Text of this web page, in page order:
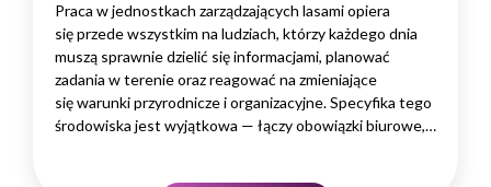
Praca w jednostkach zarządzających lasami opiera
się przede wszystkim na ludziach, którzy każdego dnia
muszą sprawnie dzielić się informacjami, planować
zadania w terenie oraz reagować na zmieniające
się warunki przyrodnicze i organizacyjne. Specyfika tego
środowiska jest wyjątkowa — łączy obowiązki biurowe,